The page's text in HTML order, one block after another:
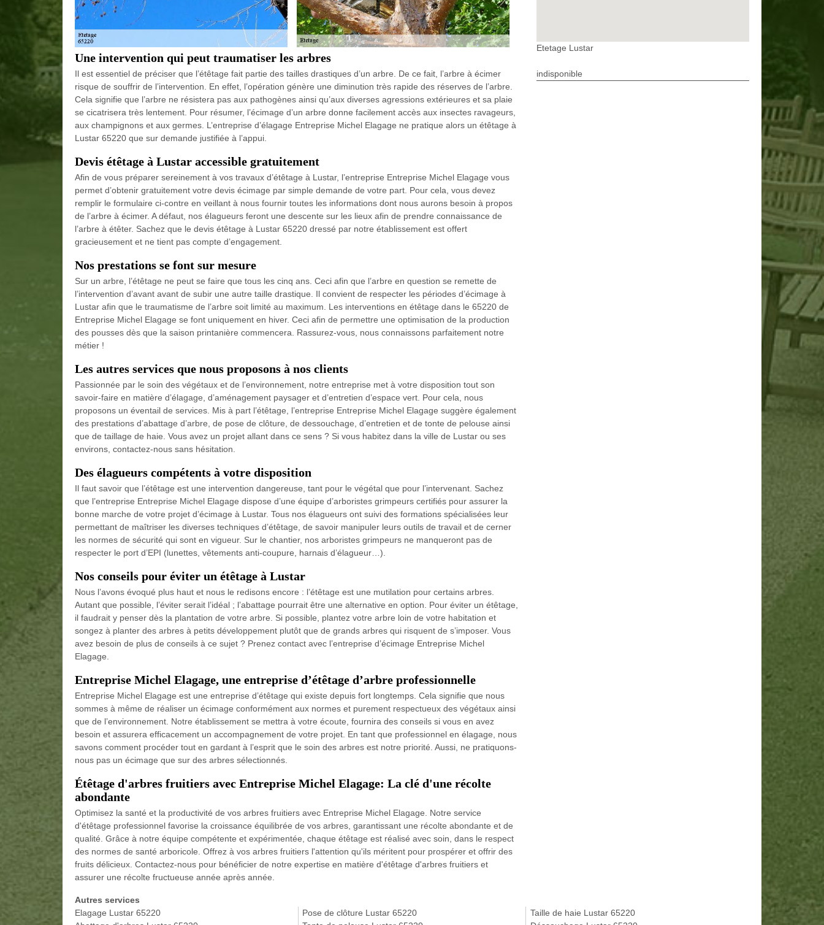
Une intervention qui peut traumatiser les arbres
Il est essentiel de préciser que l’étêtage fait partie des tailles drastiques d’un arbre. De ce fait, l’arbre à écimer
risque de souffrir de l’intervention. En effet, l’opération génère une diminution très rapide des réserves de l’arbre.
Cela signifie que l’arbre ne résistera pas aux pathogènes ainsi qu’aux diverses agressions extérieures et sa plaie
se cicatrisera très lentement. Pour résumer, l’écimage d’un arbre donne facilement accès aux insectes ravageurs,
aux champignons et aux germes. L’entreprise d’élagage Entreprise Michel Elagage ne pratique alors un étêtage à
Lustar 65220 que sur demande justifiée à l’appui.
Devis étêtage à Lustar accessible gratuitement
Afin de vous préparer sereinement à vos travaux d’étêtage à Lustar, l’entreprise Entreprise Michel Elagage vous
permet d’obtenir gratuitement votre devis écimage par simple demande de votre part. Pour cela, vous devez
remplir le formulaire ci-contre en veillant à nous fournir toutes les informations dont nous aurons besoin à propos
de l’arbre à écimer. A défaut, nos élagueurs feront une descente sur les lieux afin de prendre connaissance de
l’arbre à étêter. Sachez que le devis étêtage à Lustar 65220 dressé par notre établissement est offert
gracieusement et ne tient pas compte d’engagement.
Nos prestations se font sur mesure
Sur un arbre, l’étêtage ne peut se faire que tous les cinq ans. Ceci afin que l’arbre en question se remette de
l’intervention d’avant avant de subir une autre taille drastique. Il convient de respecter les périodes d’écimage à
Lustar afin que le traumatisme de l’arbre soit limité au maximum. Les interventions en étêtage dans le 65220 de
Entreprise Michel Elagage se font uniquement en hiver. Ceci afin de permettre une optimisation de la production
des pousses dès que la saison printanière commencera. Rassurez-vous, nous connaissons parfaitement notre
métier !
Les autres services que nous proposons à nos clients
Passionnée par le soin des végétaux et de l’environnement, notre entreprise met à votre disposition tout son
savoir-faire en matière d’élagage, d’aménagement paysager et d’entretien d’espace vert. Pour cela, nous
proposons un éventail de services. Mis à part l’étêtage, l’entreprise Entreprise Michel Elagage suggère également
des prestations d’abattage d’arbre, de pose de clôture, de dessouchage, d’entretien et de tonte de pelouse ainsi
que de taillage de haie. Vous avez un projet allant dans ce sens ? Si vous habitez dans la ville de Lustar ou ses
environs, contactez-nous sans hésitation.
Des élagueurs compétents à votre disposition
Il faut savoir que l’étêtage est une intervention dangereuse, tant pour le végétal que pour l’intervenant. Sachez
que l’entreprise Entreprise Michel Elagage dispose d’une équipe d’arboristes grimpeurs certifiés pour assurer la
bonne marche de votre projet d’écimage à Lustar. Tous nos élagueurs ont suivi des formations spécialisées leur
permettant de maîtriser les diverses techniques d’étêtage, de savoir manipuler leurs outils de travail et de cerner
les normes de sécurité qui sont en vigueur. Sur le chantier, nos arboristes grimpeurs ne manqueront pas de
respecter le port d’EPI (lunettes, vêtements anti-coupure, harnais d’élagueur…).
Nos conseils pour éviter un étêtage à Lustar
Nous l’avons évoqué plus haut et nous le redisons encore : l’étêtage est une mutilation pour certains arbres.
Autant que possible, l’éviter serait l’idéal ; l’abattage pourrait être une alternative en option. Pour éviter un étêtage,
il faudrait y penser dès la plantation de votre arbre. Si possible, plantez votre arbre loin de votre habitation et
songez à planter des arbres à petits développement plutôt que de grands arbres qui risquent de s’imposer. Vous
avez besoin de plus de conseils à ce sujet ? Prenez contact avec l’entreprise d’écimage Entreprise Michel
Elagage.
Entreprise Michel Elagage, une entreprise d’étêtage d’arbre professionnelle
Entreprise Michel Elagage est une entreprise d’étêtage qui existe depuis fort longtemps. Cela signifie que nous
sommes à même de réaliser un écimage conformément aux normes et purement respectueux des végétaux ainsi
que de l’environnement. Notre établissement se mettra à votre écoute, fournira des conseils si vous en avez
besoin et assurera efficacement un accompagnement de votre projet. En tant que professionnel en élagage, nous
savons comment procéder tout en gardant à l’esprit que le soin des arbres est notre priorité. Aussi, ne pratiquons-
nous pas un écimage que sur des arbres sélectionnés.
Étêtage d'arbres fruitiers avec Entreprise Michel Elagage: La clé d'une récolte
abondante
Optimisez la santé et la productivité de vos arbres fruitiers avec Entreprise Michel Elagage. Notre service
d'étêtage professionnel favorise la croissance équilibrée de vos arbres, garantissant une récolte abondante et de
qualité. Grâce à notre équipe compétente et expérimentée, chaque étêtage est réalisé avec soin, dans le respect
des normes de santé arboricole. Offrez à vos arbres fruitiers l'attention qu'ils méritent pour prospérer et offrir des
fruits délicieux. Contactez-nous pour bénéficier de notre expertise en matière d'étêtage d'arbres fruitiers et
assurer une récolte fructueuse année après année.
Etetage Lustar
indisponible
Autres services
Elagage Lustar 65220
Pose de clôture Lustar 65220
Taille de haie Lustar 65220